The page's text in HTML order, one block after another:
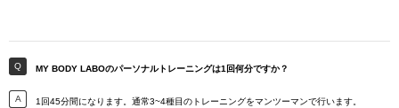
MY BODY LABOのパーソナルトレーニングは1回何分ですか？
1回45分間になります。通常3~4種目のトレーニングをマンツーマンで行います。